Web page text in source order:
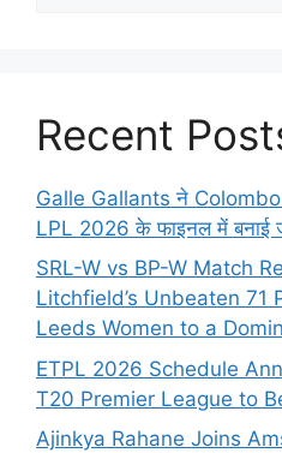
Recent
Galle Gallants ने Colombo
LPL 2026 के फाइनल में बनाई
SRL-W vs BP-W Match
Litchfield’s Unbeaten 71
Leeds Women to a
ETPL 2026 Schedule
T20 Premier League to
Ajinkya Rahane Joins